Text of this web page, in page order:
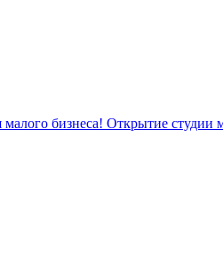
малого бизнеса! Открытие студии